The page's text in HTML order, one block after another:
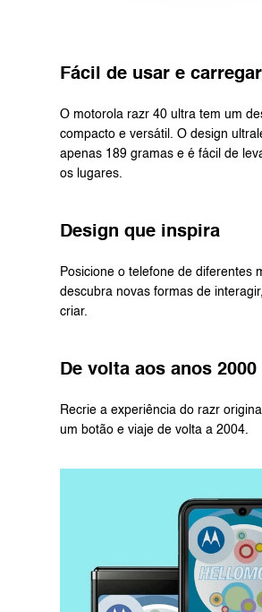
Fácil de usar e carregar
O motorola razr 40 ultra tem um
compacto e versátil. O design
apenas 189 gramas e é fácil de
os lugares.
Design que inspira
Posicione o telefone de diferentes
descubra novas formas de
criar.
De volta aos anos 2000
Recrie a experiência do razr
um botão e viaje de volta a 2004.